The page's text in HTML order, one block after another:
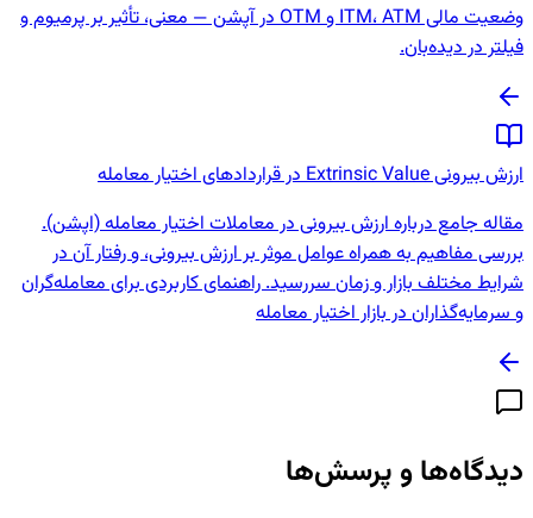
وضعیت مالی ITM، ATM و OTM در آپشن — معنی، تأثیر بر پرمیوم و
فیلتر در دیده‌بان.
ارزش بیرونی Extrinsic Value در قراردادهای اختیار معامله
مقاله جامع درباره ارزش بیرونی در معاملات اختیار معامله (اپشن).
بررسی مفاهیم به همراه عوامل موثر بر ارزش بیرونی، و رفتار آن در
شرایط مختلف بازار و زمان سررسید. راهنمای کاربردی برای معامله‌گران
و سرمایه‌گذاران در بازار اختیار معامله
دیدگاه‌ها و پرسش‌ها